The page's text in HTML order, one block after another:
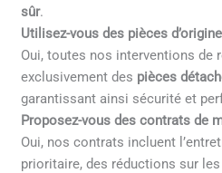
sûr.
Utilisez-vous des pièces
Oui, toutes nos interventions de
exclusivement des pièces
garantissant ainsi sécurité et
Proposez-vous des contrats de
Oui, nos contrats incluent
prioritaire, des réductions sur